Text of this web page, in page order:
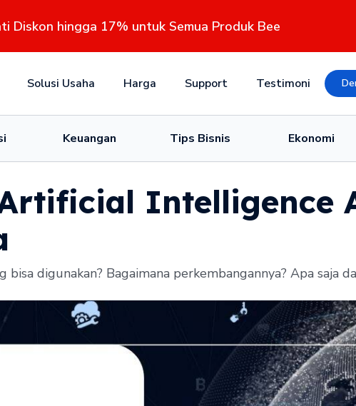
Diskon hingga 17% untuk Semua Produk Bee
Solusi Usaha Harga Support Testimoni
Keuangan Tips Bisnis Ekonomi
Intelligence
digunakan? Bagaimana perkembangannya? Apa saja